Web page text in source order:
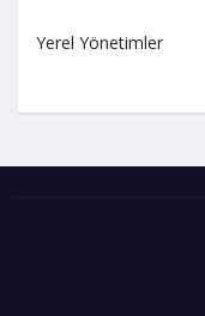
Yerel Yönetimler